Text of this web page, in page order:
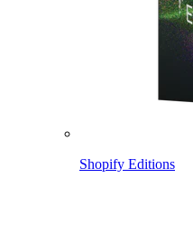
Shopify Editions